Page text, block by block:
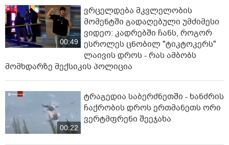
00:49
ვრცელდება მკვლელობის
მომენტში გადაღებული უმძიმესი
ვიდეო: კადრებში ჩანს, როგორ
ესროლეს ცნობილ "ტიკტოკერს"
ლაივის დროს - რას ამბობს
მომხდარზე მექსიკის პოლიცია
00:22
ტრაგედია საბერძნეთში - ხანძრის
ჩაქრობის დროს ერთმანეთს ორი
ვერტმფრენი შეეჯახა